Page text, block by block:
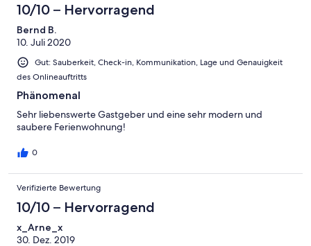
10/10 – Hervorragend
Bernd B.
10. Juli 2020
Gut: Sauberkeit, Check-in, Kommunikation, Lage und Genauigkeit
des Onlineauftritts
Phänomenal
Sehr liebenswerte Gastgeber und eine sehr modern und
saubere Ferienwohnung!
0
Verifizierte Bewertung
10/10 – Hervorragend
x_Arne_x
30. Dez. 2019